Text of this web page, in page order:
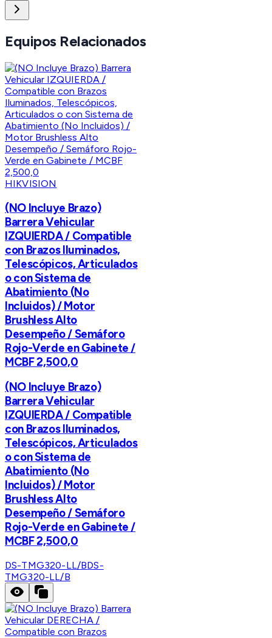
Equipos Relacionados
HIKVISION
(NO Incluye Brazo)
Barrera Vehicular
IZQUIERDA / Compatible
con Brazos Iluminados,
Telescópicos, Articulados
o con Sistema de
Abatimiento (No
Incluidos) / Motor
Brushless Alto
Desempeño / Semáforo
Rojo-Verde en Gabinete /
MCBF 2,500,0
(NO Incluye Brazo)
Barrera Vehicular
IZQUIERDA / Compatible
con Brazos Iluminados,
Telescópicos, Articulados
o con Sistema de
Abatimiento (No
Incluidos) / Motor
Brushless Alto
Desempeño / Semáforo
Rojo-Verde en Gabinete /
MCBF 2,500,0
DS-TMG320-LL/BDS-
TMG320-LL/B